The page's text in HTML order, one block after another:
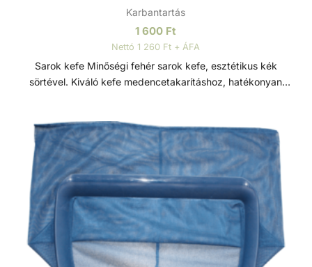
Karbantartás
1 600 Ft
Nettó 1 260 Ft + ÁFA
Sarok kefe Minőségi fehér sarok kefe, esztétikus kék
sörtével. Kiváló kefe medencetakarításhoz, hatékonyan
lehetővé téve a nehezen elérhető területek egyszerű és
hatékony tisztítását. A teleszkópos rúd és a szívócső nem
tartozék.